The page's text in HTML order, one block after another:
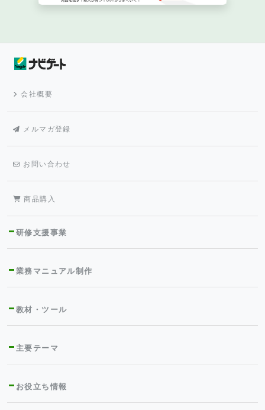
会社概要
メルマガ登録
お問い合わせ
商品購入
研修支援事業
業務マニュアル制作
教材・ツール
主要テーマ
お役立ち情報